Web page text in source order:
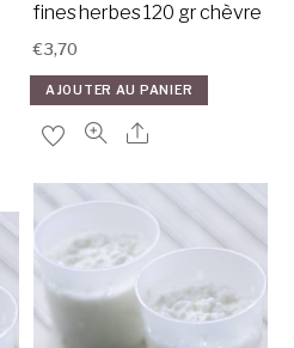
fines herbes 120 gr chèvre
€3,70
AJOUTER AU PANIER